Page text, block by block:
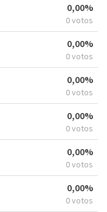
0,00%
0 votos
0,00%
0 votos
0,00%
0 votos
0,00%
0 votos
0,00%
0 votos
0,00%
0 votos